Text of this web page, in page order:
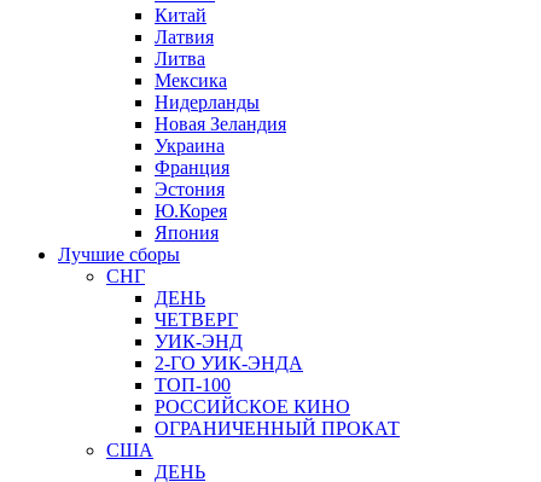
Китай
Латвия
Литва
Мексика
Нидерланды
Новая Зеландия
Украина
Франция
Эстония
Ю.Корея
Япония
Лучшие сборы
СНГ
ДЕНЬ
ЧЕТВЕРГ
УИК-ЭНД
2-ГО УИК-ЭНДА
ТОП-100
РОССИЙСКОЕ КИНО
ОГРАНИЧЕННЫЙ ПРОКАТ
США
ДЕНЬ